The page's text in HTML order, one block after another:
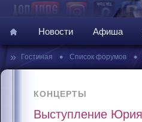
Новости Афиша
» Гостиная • Список форумов •
КОНЦЕРТЫ
Выступление